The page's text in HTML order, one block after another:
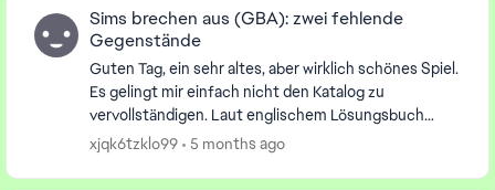
Sims brechen aus (GBA): zwei fehlende
Gegenstände
Guten Tag, ein sehr altes, aber wirklich schönes Spiel.
Es gelingt mir einfach nicht den Katalog zu
vervollständigen. Laut englischem Lösungsbuch
fehlen mir zwei Gegenstände: Zodiac Statue
xjqk6tzklo99 5 months ago